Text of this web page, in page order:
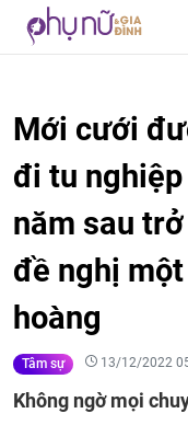
Mới cưới
đi tu
năm sau
đề nghị
hoàng
Tâm sự 13/12/2022
Không ngờ mọi